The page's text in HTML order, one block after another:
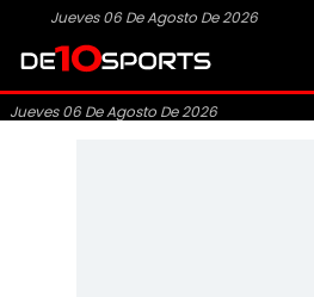
Jueves 06 De Agosto De 2026
Jueves 06 De Agosto De 2026